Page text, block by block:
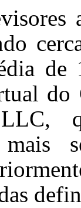
de
do